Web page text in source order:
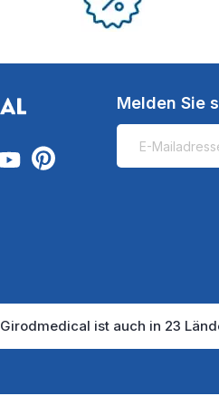
Melden Sie
Girodmedical ist auch in 23